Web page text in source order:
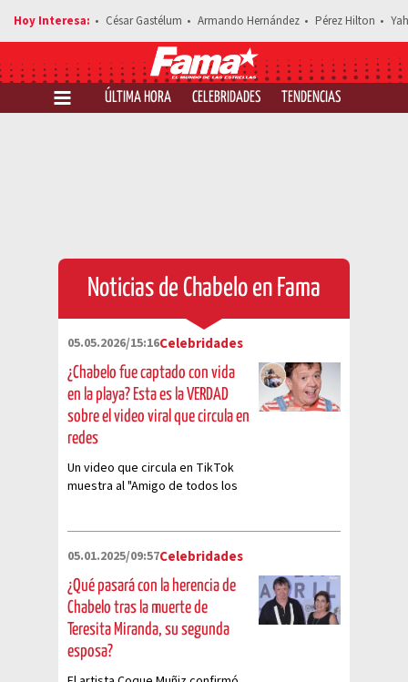
César Gastélum Armando Hernández Pérez Hilton
ÚLTIMA HORA CELEBRIDADES TENDENCIAS
Noticias de Chabelo en Fama
05.05.2026/15:16Celebridades
¿Chabelo fue captado con vida
en la playa? Esta es la VERDAD
sobre el video viral que circula en
redes
Un video que circula en TikTok
muestra al "Amigo de todos los
05.01.2025/09:57Celebridades
¿Qué pasará con la herencia de
Chabelo tras la muerte de
Teresita Miranda, su segunda
esposa?